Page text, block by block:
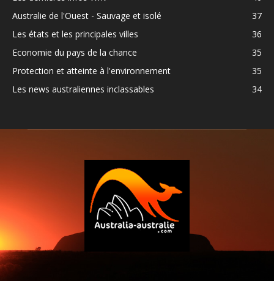
Australie de l'Ouest - Sauvage et isolé
37
Les états et les principales villes
36
Economie du pays de la chance
35
Protection et atteinte à l'environnement
35
Les news australiennes inclassables
34